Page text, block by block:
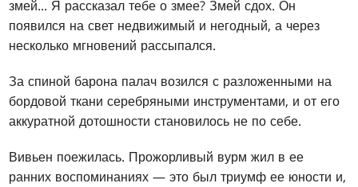
змей... Я рассказал тебе о змее? Змей сдох. Он
появился на свет недвижимый и негодный, а через
несколько мгновений рассыпался.
За спиной барона палач возился с разложенными на
бордовой ткани серебряными инструментами, и от его
аккуратной дотошности становилось не по себе.
Вивьен поежилась. Прожорливый вурм жил в ее
ранних воспоминаниях — это был триумф ее юности и,